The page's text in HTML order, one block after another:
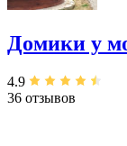
Домики у
4.9
36 отзывов